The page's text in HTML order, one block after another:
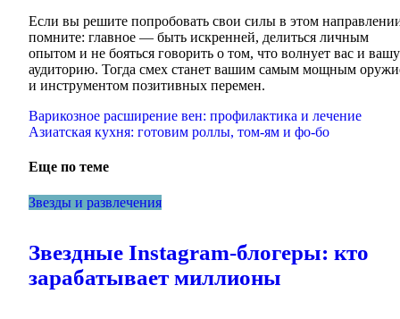
Если вы решите попробовать свои силы в этом
помните: главное — быть искренней, делиться личным
опытом и не бояться говорить о том, что волнует вас и вашу
аудиторию. Тогда смех станет вашим самым мощным
и инструментом позитивных перемен.
Навигация
по
записям
Варикозное расширение вен: профилактика и лечение
Азиатская кухня: готовим роллы, том-ям и фо-бо
Еще по теме
Звезды и развлечения
Звездные Instagram-блогеры: кто
зарабатывает миллионы